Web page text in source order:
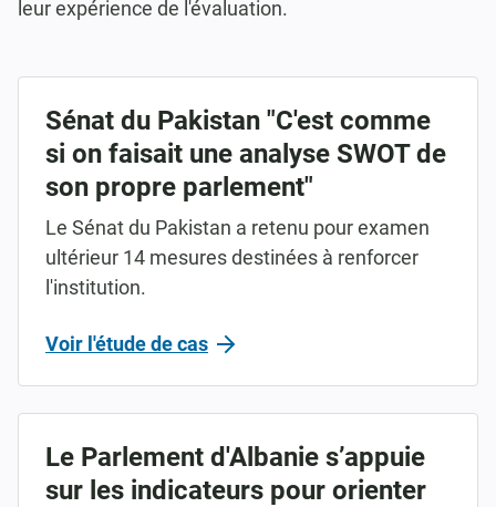
leur expérience de l'évaluation.
Sénat du Pakistan "C'est comme
si on faisait une analyse SWOT de
son propre parlement"
Le Sénat du Pakistan a retenu pour examen
ultérieur 14 mesures destinées à renforcer
l'institution.
Voir l'étude de cas
Le Parlement d'Albanie s’appuie
sur les indicateurs pour orienter